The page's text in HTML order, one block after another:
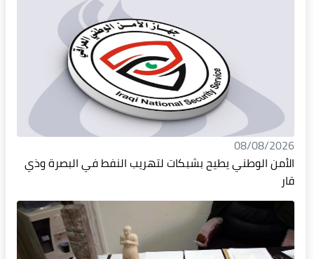
08/08/2026
الأمن الوطني يطيح بشبكات لتهريب النفط في البصرة وذي
قار